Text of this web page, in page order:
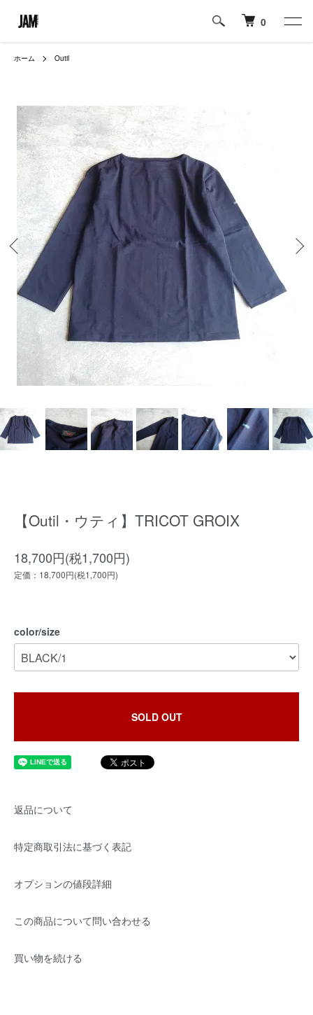
0
ホーム Outil
【Outil・ウティ】TRICOT GROIX
18,700円(税1,700円)
定価：18,700円(税1,700円)
color/size
SOLD OUT
返品について
特定商取引法に基づく表記
オプションの値段詳細
この商品について問い合わせる
買い物を続ける